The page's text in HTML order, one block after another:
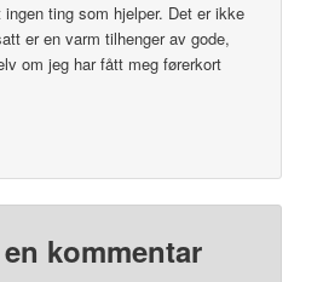
ting som hjelper. Det er ikke
er en varm tilhenger av gode,
om jeg har fått meg førerkort
kommentar